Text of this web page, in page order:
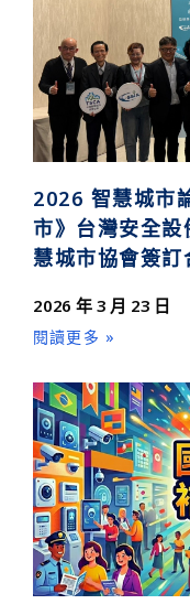
2026 智慧城市
市》台灣安全
慧城市協會簽訂
2026 年 3 月 23 日
閱讀更多 »